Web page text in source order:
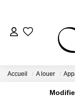
Accueil A louer